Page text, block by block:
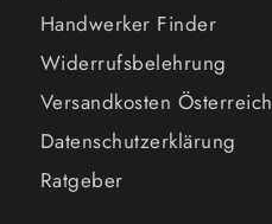
Handwerker Finder
Widerrufsbelehrung
Versandkosten Österreich
Datenschutzerklärung
Ratgeber